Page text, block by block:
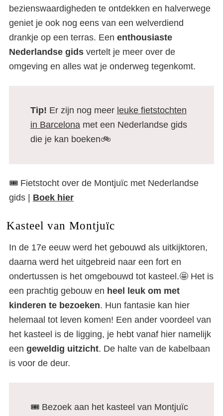
bezienswaardigheden te ontdekken en halverwege
geniet je ook nog eens van een welverdiend
drankje op een terras. Een enthousiaste
Nederlandse gids vertelt je meer over de
omgeving en alles wat je onderweg tegenkomt.
Tip! Er zijn nog meer leuke fietstochten
in Barcelonamet een Nederlandse gids
die je kan boeken🚲
🎟️ Fietstocht over de Montjuïc met Nederlandse
gids | Boek hier
Kasteel van Montjuïc
In de 17e eeuw werd het gebouwd als uitkijktoren,
daarna werd het uitgebreid naar een fort en
ondertussen is het omgebouwd tot kasteel.🤩 Het is
een prachtig gebouw en heel leuk om met
kinderen te bezoeken. Hun fantasie kan hier
helemaal tot leven komen! Een ander voordeel van
het kasteel is de ligging, je hebt vanaf hier namelijk
een geweldig uitzicht. De halte van de kabelbaan
is voor de deur.
🎟️ Bezoek aan het kasteel van Montjuïc